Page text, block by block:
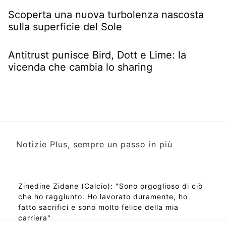
Scoperta una nuova turbolenza nascosta
sulla superficie del Sole
Antitrust punisce Bird, Dott e Lime: la
vicenda che cambia lo sharing
Notizie Plus, sempre un passo in più
Zinedine Zidane (Calcio): "Sono orgoglioso di ciò
che ho raggiunto. Ho lavorato duramente, ho
fatto sacrifici e sono molto felice della mia
carriera"